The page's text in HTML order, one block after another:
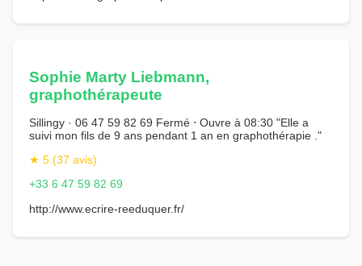
Sophie Marty Liebmann,
graphothérapeute
Sillingy · 06 47 59 82 69 Fermé ⋅ Ouvre à 08:30 "Elle a
suivi mon fils de 9 ans pendant 1 an en graphothérapie ."
★ 5 (37 avis)
+33 6 47 59 82 69
http://www.ecrire-reeduquer.fr/